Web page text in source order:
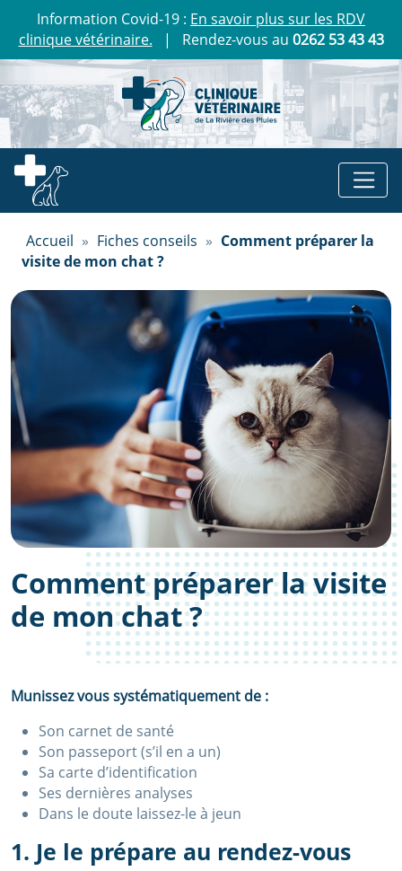
Information Covid-19 : En savoir plus sur les RDV
clinique vétérinaire. | Rendez-vous au 0262 53 43 43
Accueil » Fiches conseils » Comment préparer la
visite de mon chat ?
Comment préparer la visite
de mon chat ?
Munissez vous systématiquement de :
Son carnet de santé
Son passeport (s’il en a un)
Sa carte d’identification
Ses dernières analyses
Dans le doute laissez-le à jeun
1. Je le prépare au rendez-vous